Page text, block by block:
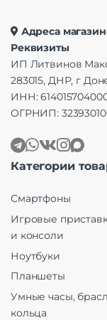
Адреса
Реквизиты
ИП Литвинов
283015, ДНР, г
ИНН:
ОГРНИП:
Категории
Смартфоны
Игровые
и консоли
Ноутбуки
Планшеты
Умные часы,
кольца